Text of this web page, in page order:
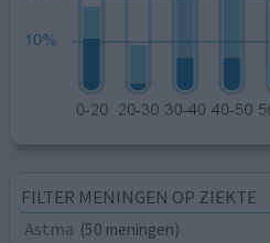
FILTER MENINGEN OP ZIEKTE
Astma (50 meningen)